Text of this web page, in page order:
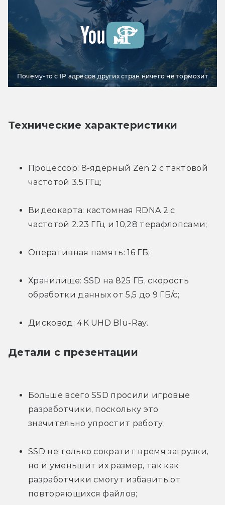
Почему-то с IP адресов других стран ничего не тормозит
Технические характеристики
Процессор: 8-ядерный Zen 2 с тактовой
частотой 3.5 ГГц;
Видеокарта: кастомная RDNA 2 с
частотой 2.23 ГГц и 10,28 терафлопсами;
Оперативная память: 16 ГБ;
Хранилище: SSD на 825 ГБ, скорость
обработки данных от 5,5 до 9 ГБ/с;
Дисковод: 4К UHD Blu-Ray.
Детали с презентации
Больше всего SSD просили игровые
разработчики, поскольку это
значительно упростит работу;
SSD не только сократит время загрузки,
но и уменьшит их размер, так как
разработчики смогут избавить от
повторяющихся файлов;